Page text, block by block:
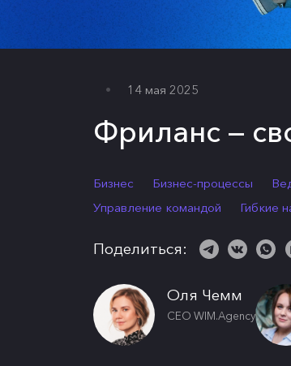
14 мая 2025
Фриланс —
Бизнес Бизнес-процессы
Управление командой
Гибкие
Поделиться:
Оля Чемм
CEO WIM.Agency